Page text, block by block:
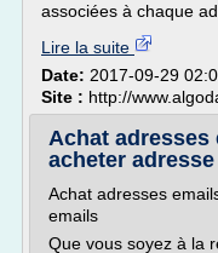
associées à chaque
Lire la suite
Date: 2017-09-29
Site : http://
Achat adresses
acheter adresse
Achat adresses
emails
Que vous soyez à la